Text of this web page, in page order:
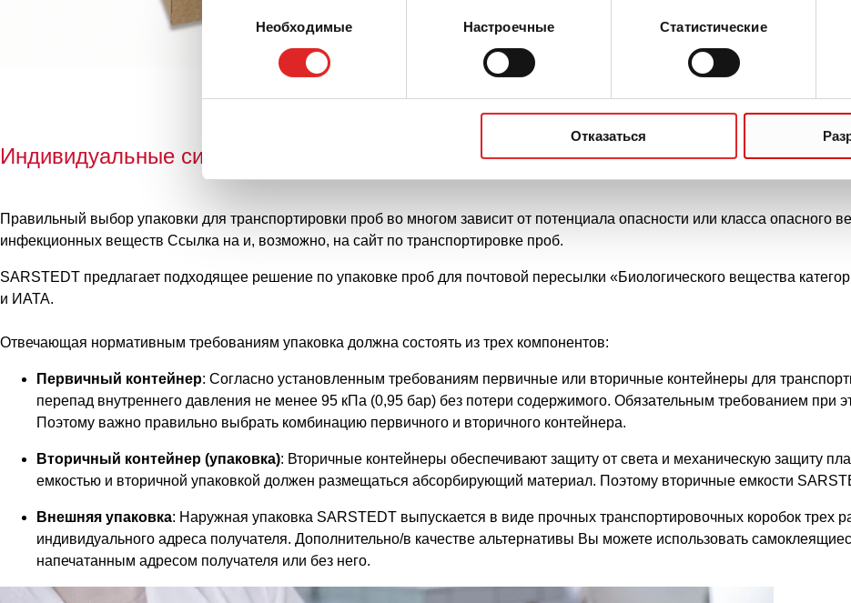
согласияНеобходимые Настроечные Статистические
Отказаться
Индивидуальные системы почтовой пересылки для диагностических проб
Правильный выбор упаковки для транспортировки проб во многом зависит от потенциала опасности или класса опасного
инфекционных веществ Ссылка на и, возможно, на сайт по транспортировке проб.
SARSTEDT предлагает подходящее решение по упаковке проб для почтовой пересылки «Биологического вещества
и ИАТА.
Отвечающая нормативным требованиям упаковка должна состоять из трех компонентов:
Первичный контейнер: Согласно установленным требованиям первичные или вторичные контейнеры для
перепад внутреннего давления не менее 95 кПа (0,95 бар) без потери содержимого. Обязательным требованием при
Поэтому важно правильно выбрать комбинацию первичного и вторичного контейнера.
Вторичный контейнер (упаковка): Вторичные контейнеры обеспечивают защиту от света и механическую защиту
емкостью и вторичной упаковкой должен размещаться абсорбирующий материал. Поэтому вторичные емкости
Внешняя упаковка: Наружная упаковка SARSTEDT выпускается в виде прочных транспортировочных коробок трех
индивидуального адреса получателя. Дополнительно/в качестве альтернативы Вы можете использовать
напечатанным адресом получателя или без него.